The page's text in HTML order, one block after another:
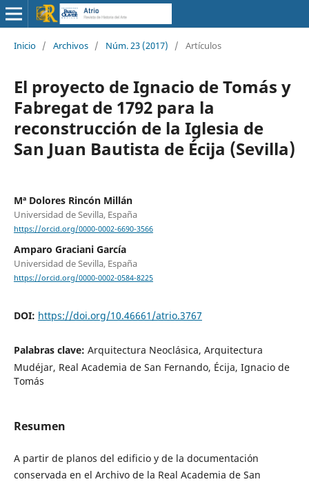
Inicio / Archivos / Núm. 23 (2017) / Artículos
El proyecto de Ignacio de Tomás y
Fabregat de 1792 para la
reconstrucción de la Iglesia de
San Juan Bautista de Écija (Sevilla)
Mª Dolores Rincón Millán
Universidad de Sevilla, España
https://orcid.org/0000-0002-6690-3566
Amparo Graciani García
Universidad de Sevilla, España
https://orcid.org/0000-0002-0584-8225
DOI: https://doi.org/10.46661/atrio.3767
Palabras clave: Arquitectura Neoclásica, Arquitectura
Mudéjar, Real Academia de San Fernando, Écija, Ignacio de
Tomás
Resumen
A partir de planos del edificio y de la documentación
conservada en el Archivo de la Real Academia de San